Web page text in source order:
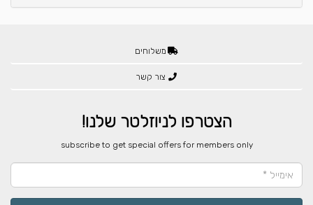
משלוחים
צור קשר
הצטרפו לניוזלטר שלנו!
​subscribe to get special offers for members only